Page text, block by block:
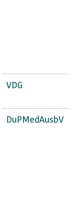
VDG
DuPMedAusbV